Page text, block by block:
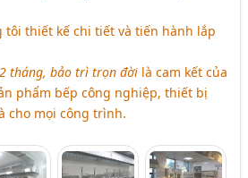
tôi thiết kế chi tiết và tiến hành lắp
tháng, bảo trì trọn đời là cam kết của
phẩm bếp công nghiệp, thiết bị
cho mọi công trình.